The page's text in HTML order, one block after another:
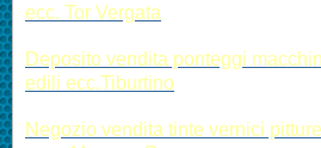
ecc. Tor Vergata
Deposito vendita ponteggi
edili ecc.Tiburtino
Negozio vendita tinte vernici